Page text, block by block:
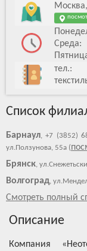
тел.:
Список
Барнаул, +7 (3852)
ул.Ползунова, 55а (
Брянск,
Волгоград,
Смотреть полный
Описание
Компания